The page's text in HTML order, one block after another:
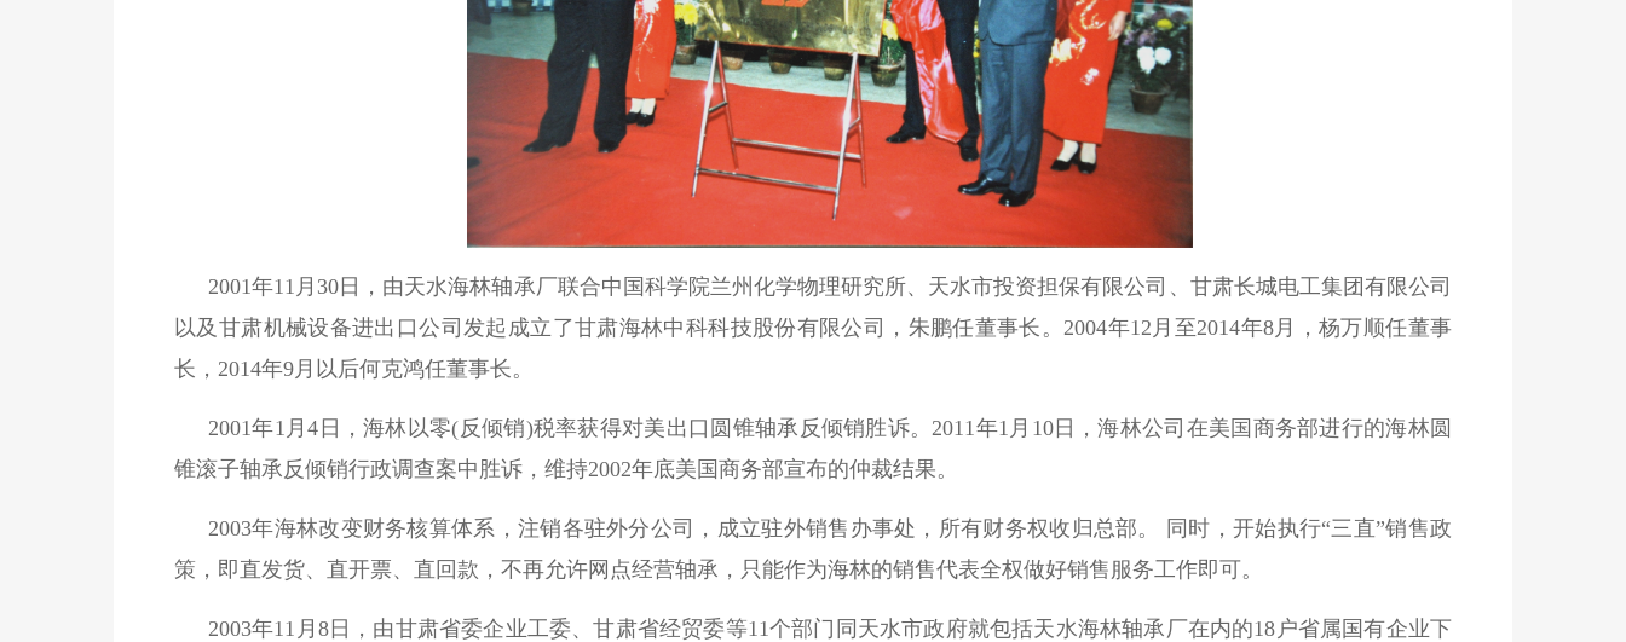
2001年11月30日，由天水海林轴承厂联合中国科学院兰州化学物理研究所、天水市投资担保有限公司、甘肃长城电工集团有限公司
以及甘肃机械设备进出口公司发起成立了甘肃海林中科科技股份有限公司，朱鹏任董事长。2004年12月至2014年8月，杨万顺任董事
长，2014年9月以后何克鸿任董事长。
2001年1月4日，海林以零(反倾销)税率获得对美出口圆锥轴承反倾销胜诉。2011年1月10日，海林公司在美国商务部进行的海林圆
锥滚子轴承反倾销行政调查案中胜诉，维持2002年底美国商务部宣布的仲裁结果。
2003年海林改变财务核算体系，注销各驻外分公司，成立驻外销售办事处，所有财务权收归总部。 同时，开始执行“三直”销售政
策，即直发货、直开票、直回款，不再允许网点经营轴承，只能作为海林的销售代表全权做好销售服务工作即可。
2003年11月8日，由甘肃省委企业工委、甘肃省经贸委等11个部门同天水市政府就包括天水海林轴承厂在内的18户省属国有企业下